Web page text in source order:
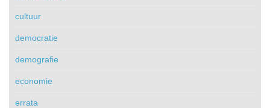
cultuur
democratie
demografie
economie
errata